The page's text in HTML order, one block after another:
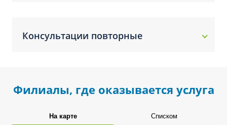
Консультации повторные
Филиалы, где оказывается услуга
На карте Списком